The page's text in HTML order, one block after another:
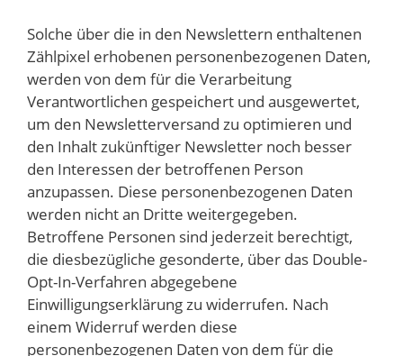
Solche über die in den Newslettern enthaltenen
Zählpixel erhobenen personenbezogenen Daten,
werden von dem für die Verarbeitung
Verantwortlichen gespeichert und ausgewertet,
um den Newsletterversand zu optimieren und
den Inhalt zukünftiger Newsletter noch besser
den Interessen der betroffenen Person
anzupassen. Diese personenbezogenen Daten
werden nicht an Dritte weitergegeben.
Betroffene Personen sind jederzeit berechtigt,
die diesbezügliche gesonderte, über das Double-
Opt-In-Verfahren abgegebene
Einwilligungserklärung zu widerrufen. Nach
einem Widerruf werden diese
personenbezogenen Daten von dem für die